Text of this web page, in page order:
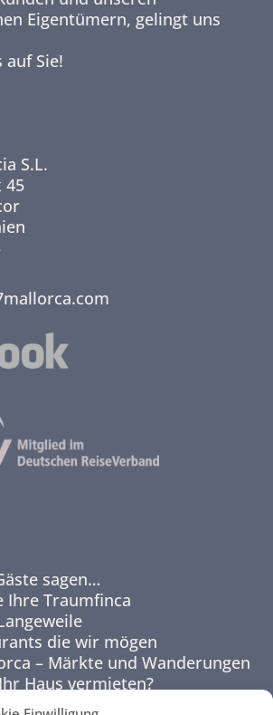
Eigentümern, gelingt uns
Sie!
S.L.
45
sagen…
Ihre Traumfinca
die wir mögen
– Märkte und Wanderungen
Haus vermieten?